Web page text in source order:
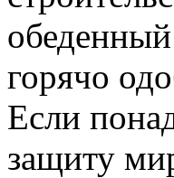
горячо
Если
защиту